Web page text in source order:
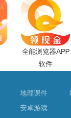
全能浏览器APP
软件
地理课件
安卓游戏